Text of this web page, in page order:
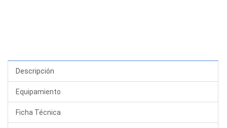
Descripción
Equipamiento
Ficha Técnica